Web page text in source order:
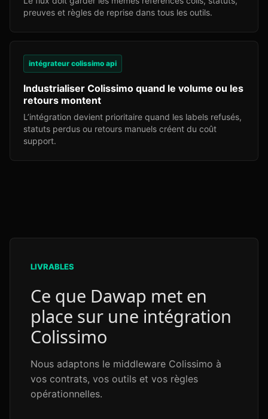
preuves et règles de reprise dans tous les outils.
intégrateur colissimo api
Industrialiser Colissimo quand le volume ou les
retours montent
L’intégration devient prioritaire quand les labels refusés,
statuts perdus ou retours manuels créent du coût
support.
LIVRABLES
Ce que Dawap met en
place sur une intégration
Colissimo
Nous adaptons le middleware Colissimo à
vos contrats, vos outils et vos règles
opérationnelles.